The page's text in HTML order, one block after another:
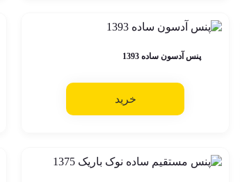
پنس آدسون ساده 1393
خرید